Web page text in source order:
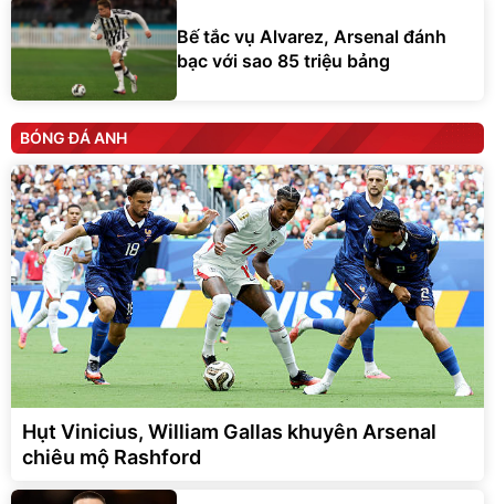
Bế tắc vụ Alvarez, Arsenal đánh
bạc với sao 85 triệu bảng
BÓNG ĐÁ ANH
Hụt Vinicius, William Gallas khuyên Arsenal
chiêu mộ Rashford